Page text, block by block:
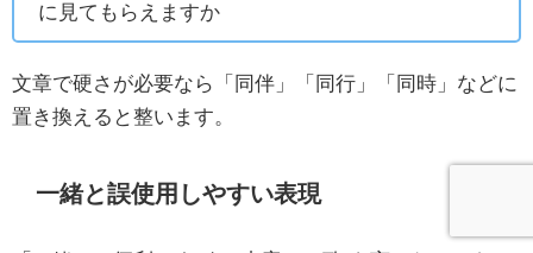
に見てもらえますか
文章で硬さが必要なら「同伴」「同行」「同時」などに
置き換えると整います。
一緒と誤使用しやすい表現